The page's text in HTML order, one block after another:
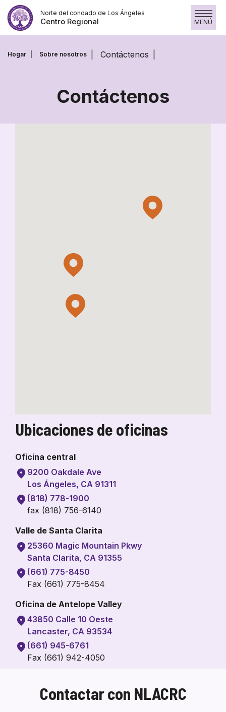
Saltar
contenido
Norte del condado de Los Ángeles
Centro Regional MENÚ
Hogar Sobre nosotros Contáctenos
Contáctenos
Contáctenos
Ubicaciones de oficinas
Oficina central
9200 Oakdale Ave
Los Ángeles, CA 91311
(818) 778-1900
fax (818) 756-6140
Valle de Santa Clarita
25360 Magic Mountain Pkwy
Santa Clarita, CA 91355
(661) 775-8450
Fax (661) 775-8454
Oficina de Antelope Valley
43850 Calle 10 Oeste
Lancaster, CA 93534
(661) 945-6761
Fax (661) 942-4050
Contactar con NLACRC